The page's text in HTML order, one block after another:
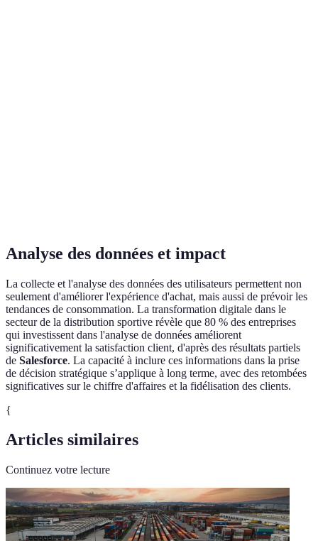
Analyse des données et impact
La collecte et l'analyse des données des utilisateurs permettent non
seulement d'améliorer l'expérience d'achat, mais aussi de prévoir les
tendances de consommation. La transformation digitale dans le
secteur de la distribution sportive révèle que 80 % des entreprises
qui investissent dans l'analyse de données améliorent
significativement la satisfaction client, d'après des résultats partiels
de Salesforce. La capacité à inclure ces informations dans la prise
de décision stratégique s’applique à long terme, avec des retombées
significatives sur le chiffre d'affaires et la fidélisation des clients.
{
Articles similaires
Continuez votre lecture